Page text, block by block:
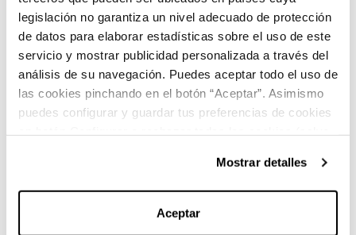
legislación no garantiza un nivel adecuado de protección
de datos para elaborar estadísticas sobre el uso de este
servicio y mostrar publicidad personalizada a través del
análisis de su navegación. Puedes aceptar todo el uso de
las cookies pinchando en el botón “Aceptar”. Asimismo
puedes configurar y guardar tus preferencias de cookies
información sobre el uso de cookies y sus derechos vea
nuestraPolítica de Cookies.
Mostrar detalles
Aceptar
Características principales:
Mercedes-Benz